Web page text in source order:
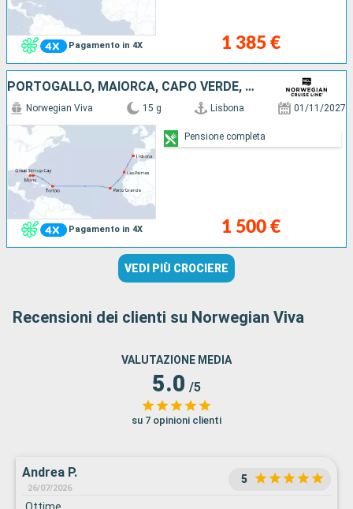
Pagamento in 4X 1 385 €
PORTOGALLO, MAIORCA, CAPO VERDE, TORTOLA, BAHAMAS, STATI UNITI
Pagamento in 4X
Norwegian Viva 15 g Lisbona 01/11/2027
1 500 €
Pensione completa
VEDI PIÙ CROCIERE
Recensioni dei clienti su Norwegian Viva
VALUTAZIONE MEDIA
5.0 /5
su 7 opinioni clienti
Andrea P.
26/07/2026
5